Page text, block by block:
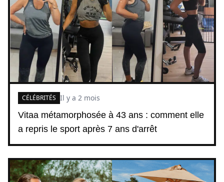
Vitaa métamorphosée à 43 ans : comment elle
a repris le sport après 7 ans d'arrêt
CÉLÉBRITÉS Il y a 2 mois